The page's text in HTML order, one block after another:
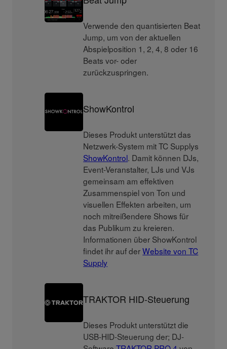
Verwende den quantisierten Beat
Jump, um von der aktuellen
Abspielposition 1, 2, 4, 8 oder 16
Beats vor- oder
zurückzuspringen.
ShowKontrol
Dieses Produkt unterstützt das
Netzwerk-System mit TC Supplys
ShowKontrol. Damit können DJs,
Event-Veranstalter, LJs und VJs
gemeinsam am effektiven
Zusammenspiel von Ton und
visuellen Effekten arbeiten, um
noch mitreißendere Shows für
das Publikum zu kreieren.
Informationen über ShowKontrol
findet ihr auf derWebsite von TC
Supply
TRAKTOR HID-Steuerung
Dieses Produkt unterstützt die
USB-HID-Steuerung der; DJ-